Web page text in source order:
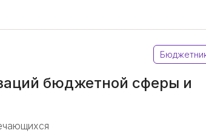
бюджетной сферы и